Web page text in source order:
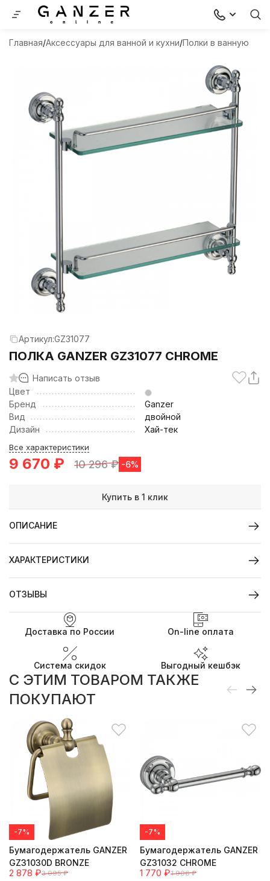
Главная Аксессуары для ванной и кухни Полки в ванную
Артикул:GZ31077
ПОЛКА GANZER GZ31077 CHROME
Написать отзыв
Цвет
Бренд
Ganzer
Вид
двойной
Дизайн
Хай-тек
Все характеристики
9 670 ₽ 10 296₽ -6%
Купить в 1 клик
ОПИСАНИЕ
ХАРАКТЕРИСТИКИ
ОТЗЫВЫ
Доставка по России On-line оплата
Система скидок Выгодный кешбэк
C ЭТИМ ТОВАРОМ ТАКЖЕ
ПОКУПАЮТ
-7%
Бумагодержатель GANZER
GZ31030D BRONZE
2 878 ₽3 095 ₽
-7%
Бумагодержатель GANZER
GZ31032 CHROME
1 770 ₽1 906 ₽